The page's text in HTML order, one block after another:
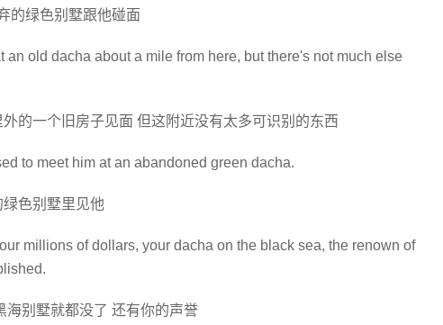
的绿色别墅跟他碰面
an old dacha about a mile from here, but there's not much else
的一个旧房子见面 但这附近没有太多可识别的东西
to meet him at an abandoned green dacha.
色别墅里见他
millions of dollars, your dacha on the black sea, the renown of
海别墅就都没了 还有你的声誉